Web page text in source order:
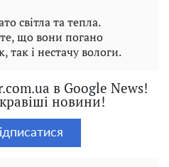
світла та тепла.
що вони погано
так і нестачу вологи.
в Google News!
новини!